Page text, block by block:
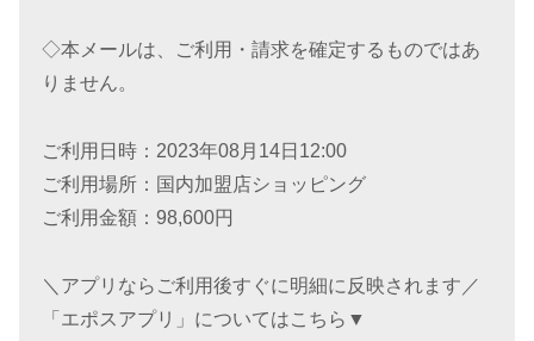
◇本メールは、ご利用・請求を確定するものではあ
りません。
ご利用日時：2023年08月14日12:00
ご利用場所：国内加盟店ショッピング
ご利用金額：98,600円
＼アプリならご利用後すぐに明細に反映されます／
「エポスアプリ」についてはこちら▼